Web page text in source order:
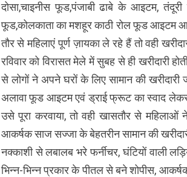
दोसा,चाइनीस फूड,पंजाबी ढाबे के आइटम, तंदूरी
फूड,कोलकाता का मशहूर काठी रोल फूड आइटम
तौर से महिलाएं पूर्ण ज़ायका ले रहे हैं तो वही
रविवार को विरासत मेले में सुबह से ही खरीदारी
से लोगों ने अपने घरों के लिए सामान की
अलावा फूड आइटम एवं ड्राई फ्रूट का स्वाद
उसे पूरा करवाया, तो वही खासतौर से
आकर्षक साज सज्जा के बेहतरीन सामान की
नक्काशी से लबालब भरे फर्नीचर, घंटियों वाली
भिन्न-भिन्न प्रकार के पीतल से बने शोपीस,